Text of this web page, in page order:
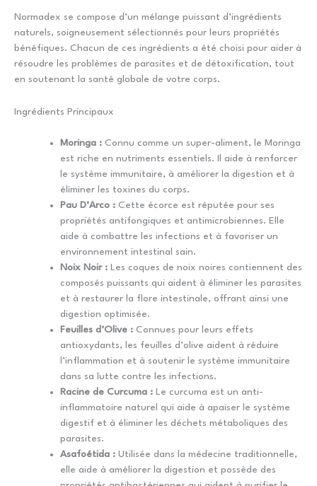
Normadex se compose d’un mélange puissant d’ingrédients
naturels, soigneusement sélectionnés pour leurs propriétés
bénéfiques. Chacun de ces ingrédients a été choisi pour aider à
résoudre les problèmes de parasites et de détoxification, tout
en soutenant la santé globale de votre corps.
Ingrédients Principaux
Moringa : Connu comme un super-aliment, le Moringa
est riche en nutriments essentiels. Il aide à renforcer
le système immunitaire, à améliorer la digestion et à
éliminer les toxines du corps.
Pau D’Arco : Cette écorce est réputée pour ses
propriétés antifongiques et antimicrobiennes. Elle
aide à combattre les infections et à favoriser un
environnement intestinal sain.
Noix Noir : Les coques de noix noires contiennent des
composés puissants qui aident à éliminer les parasites
et à restaurer la flore intestinale, offrant ainsi une
digestion optimisée.
Feuilles d’Olive : Connues pour leurs effets
antioxydants, les feuilles d’olive aident à réduire
l’inflammation et à soutenir le système immunitaire
dans sa lutte contre les infections.
Racine de Curcuma : Le curcuma est un anti-
inflammatoire naturel qui aide à apaiser le système
digestif et à éliminer les déchets métaboliques des
parasites.
Asafoétida : Utilisée dans la médecine traditionnelle,
elle aide à améliorer la digestion et possède des